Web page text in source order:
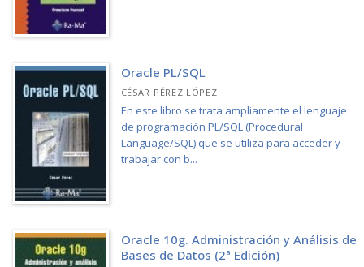
Oracle PL/SQL
CÉSAR PÉREZ LÓPEZ
En este libro se trata ampliamente el lenguaje
de programación PL/SQL (Procedural
Language/SQL) que se utiliza para acceder y
trabajar con b...
Oracle 10g. Administración y Análisis de
Bases de Datos (2ª Edición)